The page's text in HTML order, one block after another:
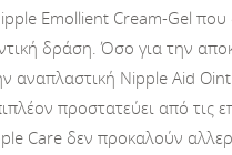
Emollient Cream-Gel
δράση. Όσο για την
αναπλαστική Nipple Aid
προστατεύει από τις
Care δεν προκαλούν